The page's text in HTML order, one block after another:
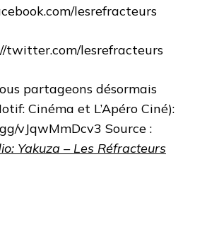
lesrefracteurs
twitter.com/lesrefracteurs
partageons désormais
Cinéma et L’Apéro Ciné):
vJqwMmDcv3 Source :
Yakuza – Les Réfracteurs